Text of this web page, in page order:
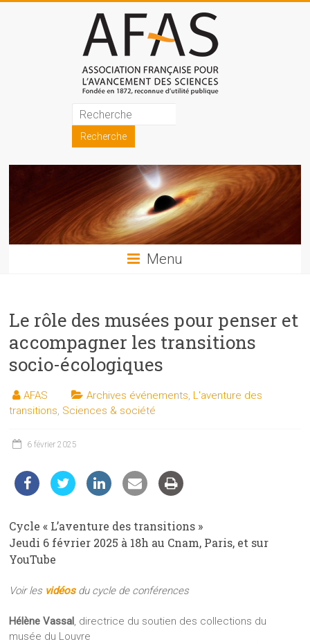
Association
française
pour
l'avancement
des
sciences
les
sciences
et
les
auprès
public
Menu
Le rôle des musées pour penser et
accompagner les transitions
socio-écologiques
AFAS Archives événements L'aventure des
transitions Sciences & société
6 février 2025
Cycle « L’aventure des transitions »
Jeudi 6 février 2025 à 18h au Cnam, Paris, et sur
YouTube
Voir les vidéosdu cycle de conférences
Hélène Vassal , directrice du soutien des collections du
musée du Louvre